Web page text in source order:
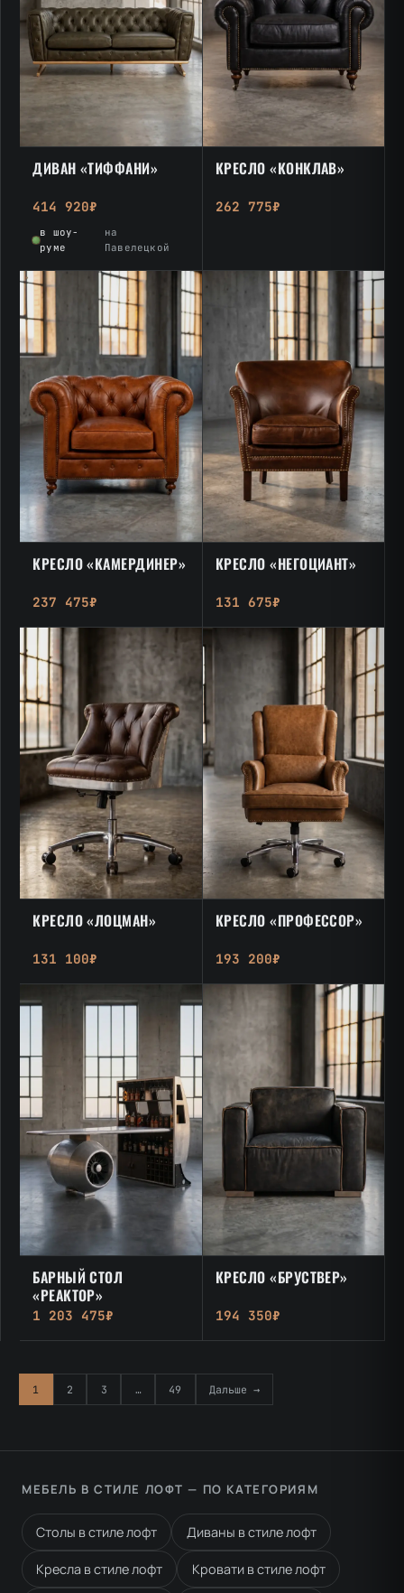
ДИВАН «ТИФФАНИ»
414 920₽
в шоу-
руме
на
Павелецкой
КРЕСЛО «КОНКЛАВ»
262 775₽
КРЕСЛО «КАМЕРДИНЕР»
237 475₽
КРЕСЛО «НЕГОЦИАНТ»
131 675₽
КРЕСЛО «ЛОЦМАН»
131 100₽
КРЕСЛО «ПРОФЕССОР»
193 200₽
БАРНЫЙ СТОЛ
«РЕАКТОР»
1 203 475₽
КРЕСЛО «БРУСТВЕР»
194 350₽
1 2 3 … 49 Дальше →
МЕБЕЛЬ В СТИЛЕ ЛОФТ — ПО КАТЕГОРИЯМ
Столы в стиле лофт Диваны в стиле лофт
Кресла в стиле лофт Кровати в стиле лофт